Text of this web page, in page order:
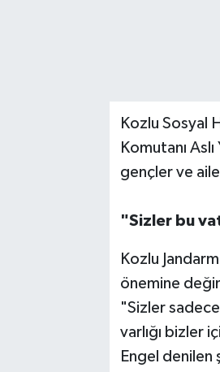
Kozlu Sosyal
Komutanı
gençler ve
"Sizler bu
Kozlu
önemine
"Sizler
varlığı bizler
Engel denilen